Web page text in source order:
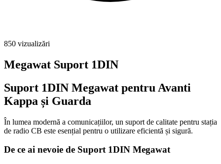
850 vizualizări
Megawat Suport 1DIN
Suport 1DIN Megawat pentru Avanti
Kappa și Guarda
În lumea modernă a comunicațiilor, un suport de calitate pentru stația
de radio CB este esențial pentru o utilizare eficientă și sigură.
De ce ai nevoie de Suport 1DIN Megawat